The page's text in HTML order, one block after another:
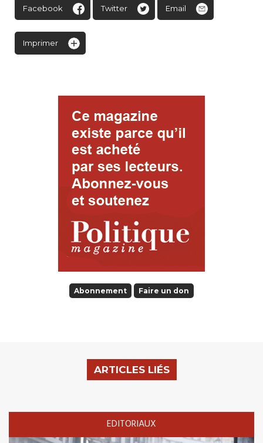
Facebook Twitter Email
Imprimer
Abonnement Faire un don
ARTICLES LIÉS
EDITORIAUX